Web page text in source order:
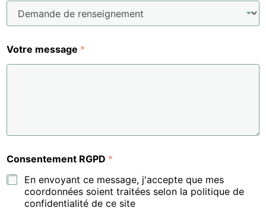
Votre message *
Consentement RGPD *
En envoyant ce message, j'accepte que mes
coordonnées soient traitées selon la politique de
confidentialité de ce site